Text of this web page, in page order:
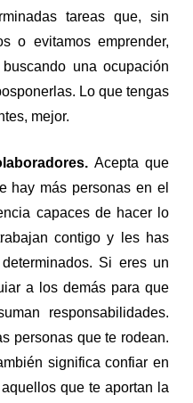
tareas que, sin
o evitamos emprender,
una ocupación
Lo que tengas
mejor.
Acepta que
hay más personas en el
capaces de hacer lo
contigo y les has
Si eres un
a los demás para que
responsabilidades.
personas que te rodean.
significa confiar en
que te aportan la